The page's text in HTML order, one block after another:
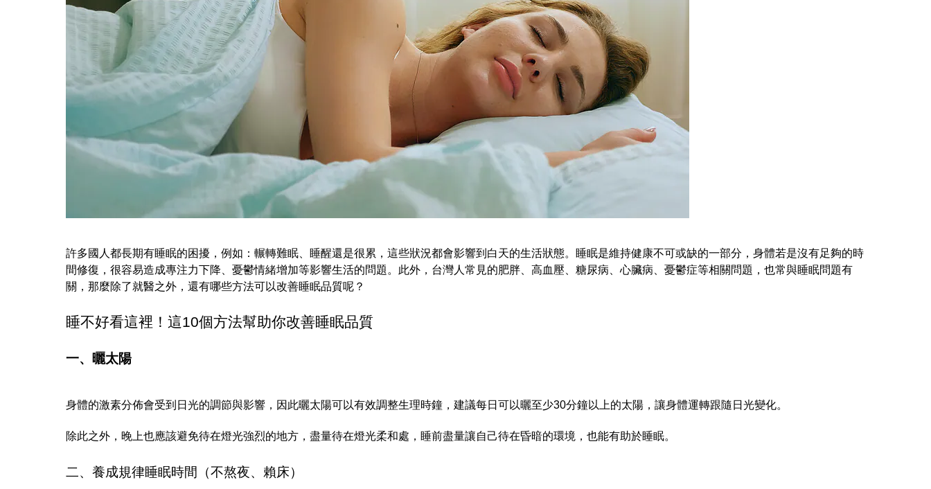
許多國人都長期有睡眠的困擾，例如：輾轉難眠、睡醒還是很累，這些狀況都會影響到白天的生活狀態。睡眠是維持健康不可或缺的一部分，身體若是沒有足夠的時
間修復，很容易造成專注力下降、憂鬱情緒增加等影響生活的問題。此外，台灣人常見的肥胖、高血壓、糖尿病、心臟病、憂鬱症等相關問題，也常與睡眠問題有
關，那麼除了就醫之外，還有哪些方法可以改善睡眠品質呢？
睡不好看這裡！這10個方法幫助你改善睡眠品質
一、曬太陽
身體的激素分佈會受到日光的調節與影響，因此曬太陽可以有效調整生理時鐘，建議每日可以曬至少30分鐘以上的太陽，讓身體運轉跟隨日光變化。
除此之外，晚上也應該避免待在燈光強烈的地方，盡量待在燈光柔和處，睡前盡量讓自己待在昏暗的環境，也能有助於睡眠。
二、養成規律睡眠時間（不熬夜、賴床）